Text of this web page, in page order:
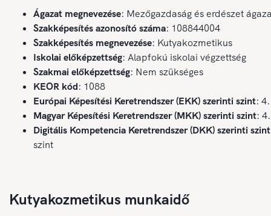
Ágazat megnevezése: Mezőgazdaság és erdészet
Szakképesítés azonosító száma: 108844004
Szakképesítés megnevezése: Kutyakozmetikus
Iskolai előképzettség: Alapfokú iskolai végzettség
Szakmai előképzettség: Nem szükséges
KEOR kód: 1088
Európai Képesítési Keretrendszer (EKK) szerinti szint:
Magyar Képesítési Keretrendszer (MKK) szerinti szint:
Digitális Kompetencia Keretrendszer (DKK) szerinti szint
szint
Kutyakozmetikus munkaidő